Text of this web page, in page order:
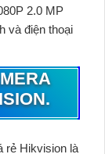
2.0 MP
và điện thoại
rẻ Hikvision là